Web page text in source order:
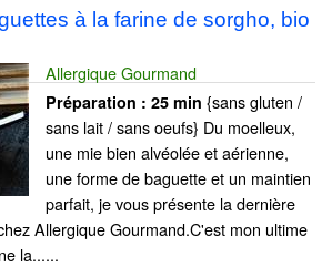
à la farine de sorgho, bio
Allergique Gourmand
Préparation : 25 min {sans gluten /
sans lait / sans oeufs} Du moelleux,
une mie bien alvéolée et aérienne,
une forme de baguette et un maintien
parfait, je vous présente la dernière
Allergique Gourmand.C'est mon ultime
la......